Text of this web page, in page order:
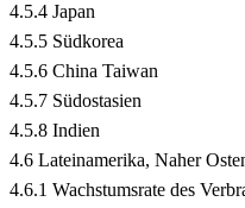
4.5.4 Japan
4.5.5 Südkorea
4.5.6 China Taiwan
4.5.7 Südostasien
4.5.8 Indien
4.6 Lateinamerika, Naher
4.6.1 Wachstumsrate des